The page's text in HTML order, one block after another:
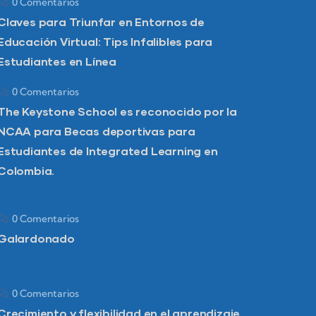
para Triunfar en Entornos de
Virtual: Tips Infalibles para
en Línea
0 Comentarios
Keystone School es reconocido por la
para Becas deportivas para
de Integrated Learning en
0 Comentarios
0 Comentarios
y flexibilidad en el aprendizaje